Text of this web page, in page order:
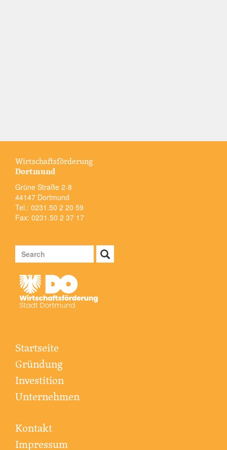
Wirtschaftsförderung
Dortmund
Grüne Straße 2-8
44147 Dortmund
Tel.: 0231.50 2 20 59
Fax: 0231.50 2 37 17
Search Search
Fußzeilenmenü
Startseite
Gründung
Investition
Unternehmen
Fußzeile
Kontakt
Impressum